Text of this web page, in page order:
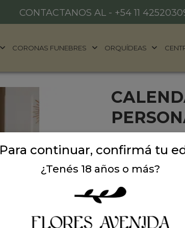
CONTACTANOS AL - +54 11
CORONAS FUNEBRES ORQUÍDEAS
Calendario anual
Incluye dos tiras
el refrigerador o
compra nos
Precio: $ 18.000
Para continuar, confirmá tu
¿Tenés 18 años o más?